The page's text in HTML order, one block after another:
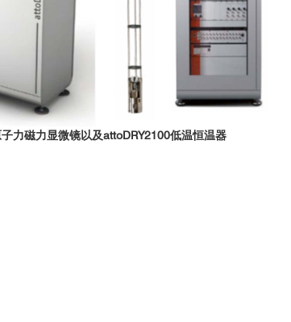
力磁力显微镜以及attoDRY2100低温恒温器